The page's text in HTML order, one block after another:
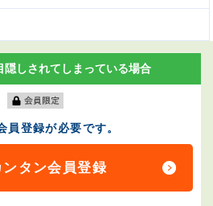
隠しされてしまっている場合
員登録が必要です。
ンタン会員登録